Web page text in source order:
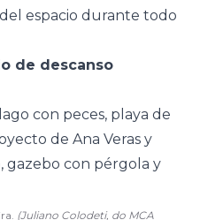
espacio durante todo
de descanso
(Juliano Colodeti, do MCA